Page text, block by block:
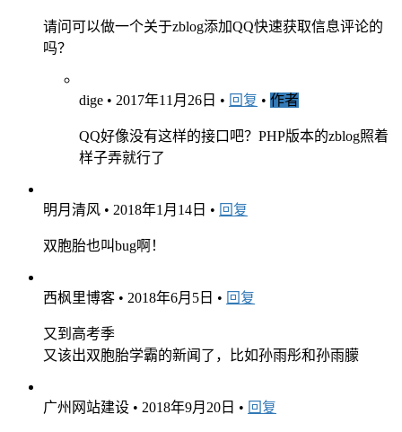
请问可以做一个关于zblog添加QQ快速获取信息评论的
吗？
dige • 2017年11月26日 • 回复 • 作者
QQ好像没有这样的接口吧？PHP版本的zblog照着
样子弄就行了
明月清风 • 2018年1月14日 • 回复
双胞胎也叫bug啊！
西枫里博客 • 2018年6月5日 • 回复
又到高考季
又该出双胞胎学霸的新闻了，比如孙雨彤和孙雨朦
广州网站建设 • 2018年9月20日 • 回复